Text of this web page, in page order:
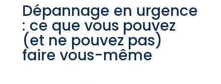
Dépannage en urgence
: ce que vous pouvez
(et ne pouvez pas)
faire vous-même